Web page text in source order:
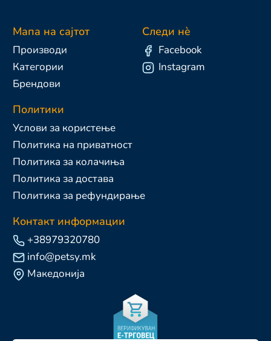
Мапа на сајтот
Производи
Категории
Брендови
Политики
Услови за користење
Политика на приватност
Политика за колачиња
Политика за достава
Политика за рефундирање
Контакт информации
+38979320780
info@petsy.mk
Македонија
Следи нè
Facebook
Instagram